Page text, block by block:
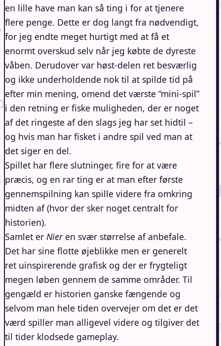
en lille have man kan så ting i for at tjenere
flere penge. Dette er dog langt fra nødvendigt,
for jeg endte meget hurtigt med at få et
enormt overskud selv når jeg købte de dyreste
våben. Derudover var høst-delen ret besværlig
og ikke underholdende nok til at spilde tid på
efter min mening, omend det værste “mini-spil”
i den retning er fiske muligheden, der er noget
af det ringeste af den slags jeg har set hidtil –
og hvis man har fisket i andre spil ved man at
det siger en del.
Spillet har flere slutninger, fire for at være
præcis, og en rar ting er at man efter første
gennemspilning kan spille videre fra omkring
midten af (hvor der sker noget centralt for
historien).
Samlet er Nieren svær størrelse af anbefale.
Det har sine flotte øjeblikke men er generelt
ret uinspirerende grafisk og der er frygteligt
megen løben gennem de samme områder. Til
gengæld er historien ganske fængende og
selvom man hele tiden overvejer om det er det
værd spiller man alligevel videre og tilgiver det
til tider klodsede gameplay.